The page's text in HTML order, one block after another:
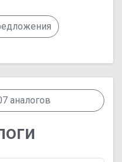
аналогов